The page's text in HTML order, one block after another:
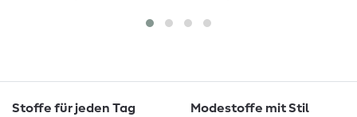
Stoffe für jeden Tag Modestoffe mit Stil